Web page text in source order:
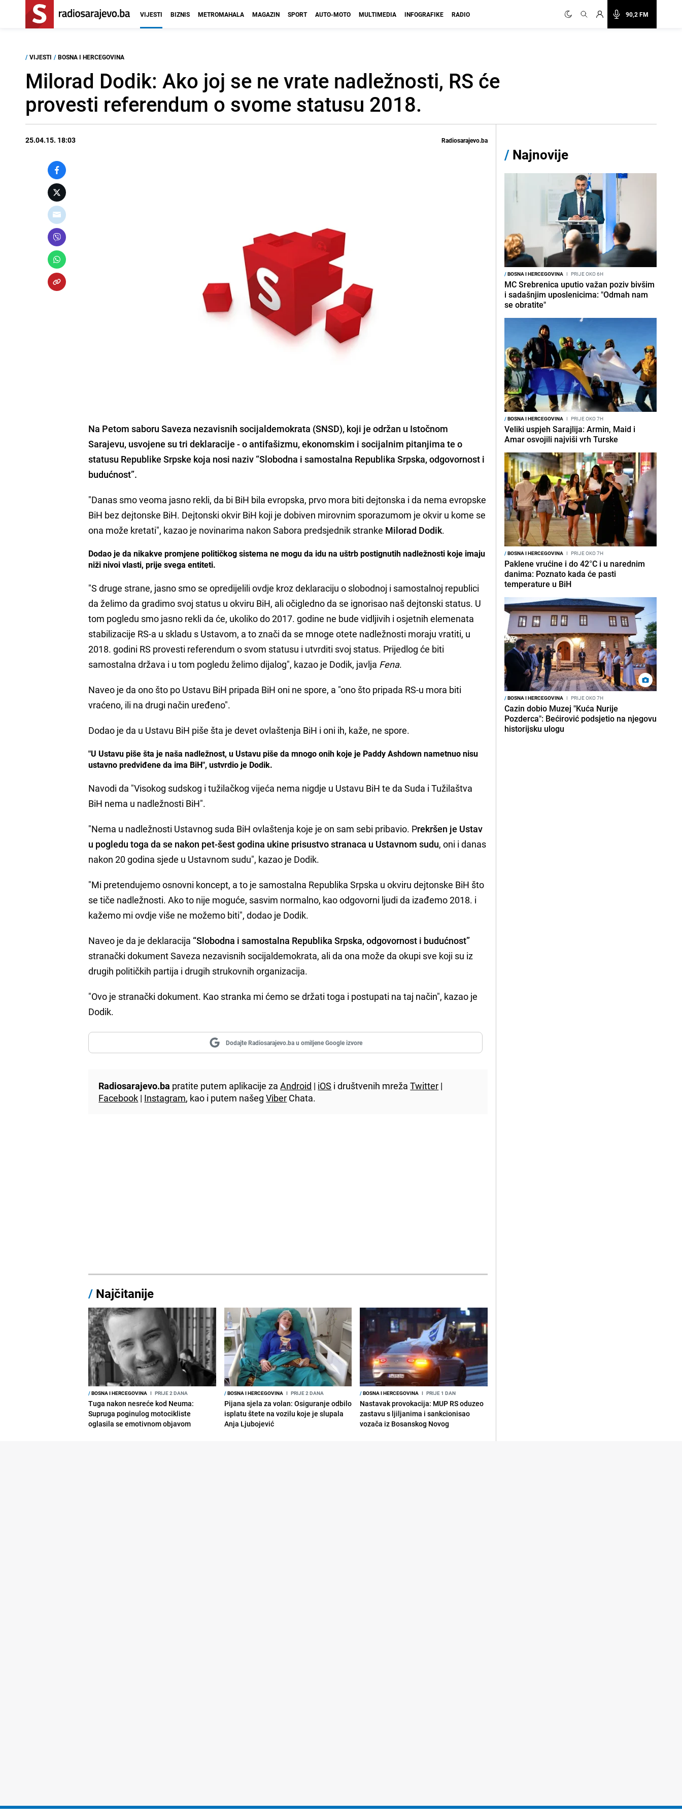
90,2 FM
VIJESTI BIZNIS METROMAHALA MAGAZIN SPORT AUTO-MOTO MULTIMEDIA INFOGRAFIKE RADIO
/ VIJESTI / BOSNA I HERCEGOVINA
Milorad Dodik: Ako joj se ne vrate nadležnosti, RS će
provesti referendum o svome statusu 2018.
25.04.15. 18:03 Radiosarajevo.ba
Na Petom saboru Saveza nezavisnih socijaldemokrata (SNSD), koji je održan u Istočnom
Sarajevu, usvojene su tri deklaracije - o antifašizmu, ekonomskim i socijalnim pitanjima te o
statusu Republike Srpske koja nosi naziv “Slobodna i samostalna Republika Srpska, odgovornost i
budućnost”.
"Danas smo veoma jasno rekli, da bi BiH bila evropska, prvo mora biti dejtonska i da nema evropske
BiH bez dejtonske BiH. Dejtonski okvir BiH koji je dobiven mirovnim sporazumom je okvir u kome se
ona može kretati", kazao je novinarima nakon Sabora predsjednik stranke Milorad Dodik.
Dodao je da nikakve promjene političkog sistema ne mogu da idu na uštrb postignutih nadležnosti koje imaju
niži nivoi vlasti, prije svega entiteti.
"S druge strane, jasno smo se opredijelili ovdje kroz deklaraciju o slobodnoj i samostalnoj republici
da želimo da gradimo svoj status u okviru BiH, ali očigledno da se ignorisao naš dejtonski status. U
tom pogledu smo jasno rekli da će, ukoliko do 2017. godine ne bude vidljivih i osjetnih elemenata
stabilizacije RS-a u skladu s Ustavom, a to znači da se mnoge otete nadležnosti moraju vratiti, u
2018. godini RS provesti referendum o svom statusu i utvrditi svoj status. Prijedlog će biti
samostalna država i u tom pogledu želimo dijalog", kazao je Dodik, javlja Fena.
Naveo je da ono što po Ustavu BiH pripada BiH oni ne spore, a "ono što pripada RS-u mora biti
vraćeno, ili na drugi način uređeno".
Dodao je da u Ustavu BiH piše šta je devet ovlaštenja BiH i oni ih, kaže, ne spore.
"U Ustavu piše šta je naša nadležnost, u Ustavu piše da mnogo onih koje je Paddy Ashdown nametnuo nisu
ustavno predviđene da ima BiH", ustvrdio je Dodik.
Navodi da "Visokog sudskog i tužilačkog vijeća nema nigdje u Ustavu BiH te da Suda i Tužilaštva
BiH nema u nadležnosti BiH".
"Nema u nadležnosti Ustavnog suda BiH ovlaštenja koje je on sam sebi pribavio. Prekršen je Ustav
u pogledu toga da se nakon pet-šest godina ukine prisustvo stranaca u Ustavnom sudu, oni i danas
nakon 20 godina sjede u Ustavnom sudu", kazao je Dodik.
"Mi pretendujemo osnovni koncept, a to je samostalna Republika Srpska u okviru dejtonske BiH što
se tiče nadležnosti. Ako to nije moguće, sasvim normalno, kao odgovorni ljudi da izađemo 2018. i
kažemo mi ovdje više ne možemo biti", dodao je Dodik.
Naveo je da je deklaracija “Slobodna i samostalna Republika Srpska, odgovornost i budućnost”
stranački dokument Saveza nezavisnih socijaldemokrata, ali da ona može da okupi sve koji su iz
drugih političkih partija i drugih strukovnih organizacija.
"Ovo je stranački dokument. Kao stranka mi ćemo se držati toga i postupati na taj način", kazao je
Dodik.
Dodajte Radiosarajevo.ba u omiljene Google izvore
Radiosarajevo.ba pratite putem aplikacije zaAndroid | iOS i društvenih mrežaTwitter |
Facebook | Instagram, kao i putem našegViber Chata.
/ Najčitanije
/BOSNA I HERCEGOVINA I PRIJE 2 DANA
Tuga nakon nesreće kod Neuma:
Supruga poginulog motocikliste
oglasila se emotivnom objavom
/BOSNA I HERCEGOVINA I PRIJE 2 DANA
Pijana sjela za volan: Osiguranje odbilo
isplatu štete na vozilu koje je slupala
Anja Ljubojević
/BOSNA I HERCEGOVINA I PRIJE 1 DAN
Nastavak provokacija: MUP RS oduzeo
zastavu s ljiljanima i sankcionisao
vozača iz Bosanskog Novog
/ Najnovije
/BOSNA I HERCEGOVINA I PRIJE OKO 6H
MC Srebrenica uputio važan poziv bivšim
i sadašnjim uposlenicima: "Odmah nam
se obratite"
/BOSNA I HERCEGOVINA I PRIJE OKO 7H
Veliki uspjeh Sarajlija: Armin, Maid i
Amar osvojili najviši vrh Turske
/BOSNA I HERCEGOVINA I PRIJE OKO 7H
Paklene vrućine i do 42°C i u narednim
danima: Poznato kada će pasti
temperature u BiH
/BOSNA I HERCEGOVINA I PRIJE OKO 7H
Cazin dobio Muzej "Kuća Nurije
Pozderca": Bećirović podsjetio na njegovu
historijsku ulogu